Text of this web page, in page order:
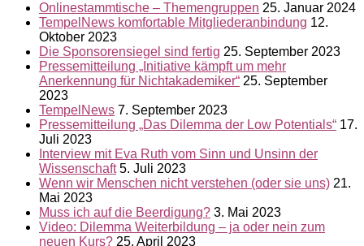
Onlinestammtische – Themengruppen 25. Januar 2024
TempelNews komfortable Mitgliederanbindung 12.
Oktober 2023
Die Sponsorensiegel sind fertig 25. September 2023
Pressemitteilung „Initiative kämpft um mehr
Anerkennung für Nichtakademiker“ 25. September
2023
TempelNews 7. September 2023
Pressemitteilung „Das Dilemma der Low Potentials“ 17.
Juli 2023
Interview mit Eva Ruth vom Sinn und Unsinn der
Wissenschaft 5. Juli 2023
Wenn wir Menschen nicht verstehen (oder sie uns) 21.
Mai 2023
Muss ich auf die Beerdigung? 3. Mai 2023
Video: Dilemma Weiterbildung – ja oder nein zum
neuen Kurs? 25. April 2023